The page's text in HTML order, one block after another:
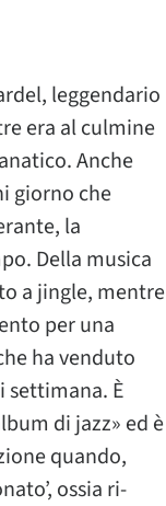
leggendario
era al culmine
Anche
giorno che
la
Della musica
a jingle, mentre
per una
ha venduto
settimana. È
di jazz» ed è
quando,
ossia ri-